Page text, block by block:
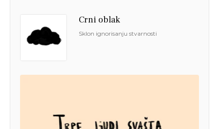
Crni oblak
Sklon ignorisanju stvarnosti